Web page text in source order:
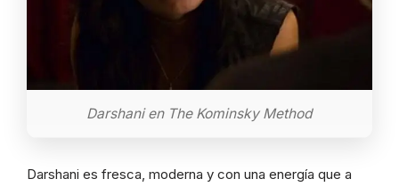
Darshani en The Kominsky Method
Darshani es fresca, moderna y con una energía que a